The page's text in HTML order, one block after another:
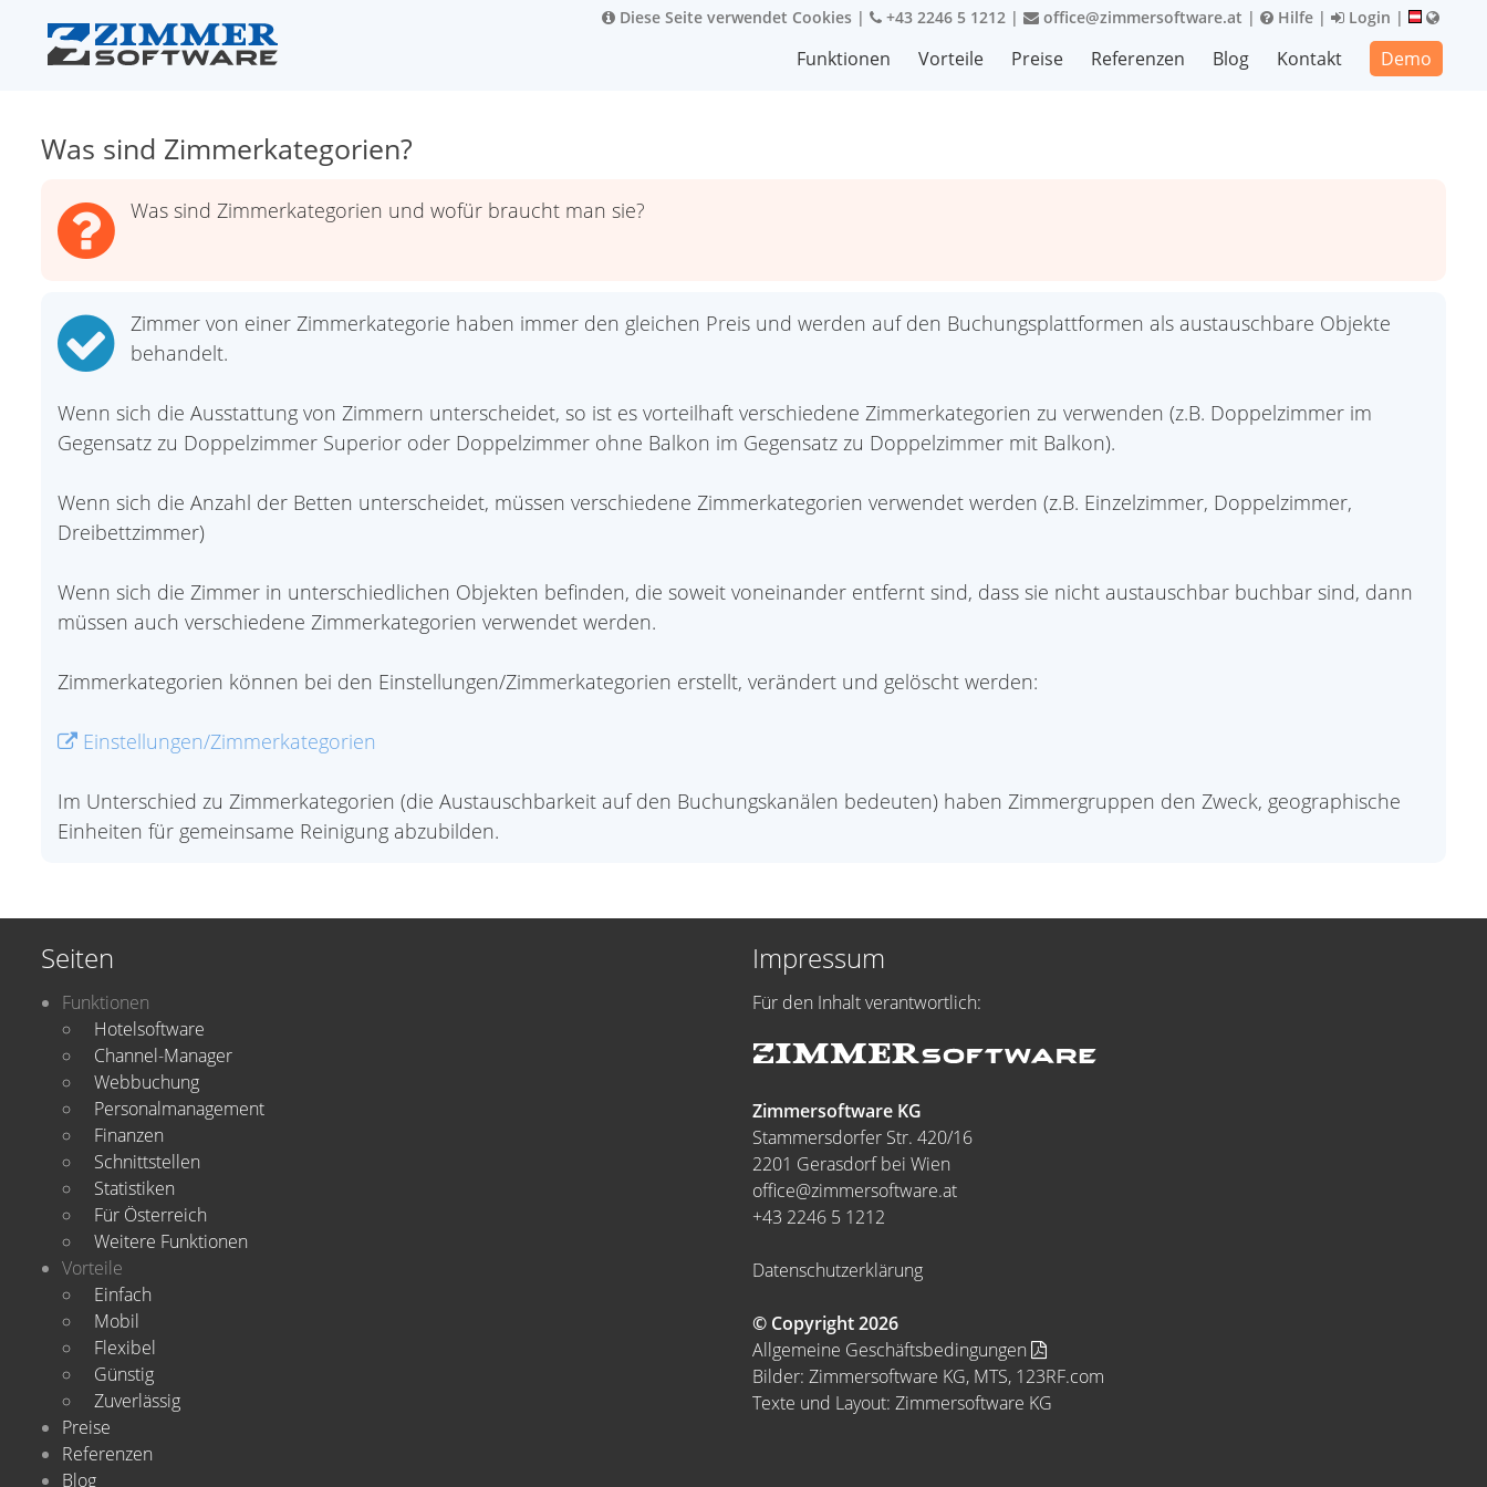
Diese Seite verwendet Cookies | +43 2246 5 1212 | office@zimmersoftware.at | Hilfe | Login |
Funktionen Vorteile Preise Referenzen Blog Kontakt Demo
Was sind Zimmerkategorien?
Was sind Zimmerkategorien und wofür braucht man sie?
Zimmer von einer Zimmerkategorie haben immer den gleichen Preis und werden auf den Buchungsplattformen als austauschbare Objekte
behandelt.
Wenn sich die Ausstattung von Zimmern unterscheidet, so ist es vorteilhaft verschiedene Zimmerkategorien zu verwenden (z.B. Doppelzimmer im
Gegensatz zu Doppelzimmer Superior oder Doppelzimmer ohne Balkon im Gegensatz zu Doppelzimmer mit Balkon).
Wenn sich die Anzahl der Betten unterscheidet, müssen verschiedene Zimmerkategorien verwendet werden (z.B. Einzelzimmer, Doppelzimmer,
Dreibettzimmer)
Wenn sich die Zimmer in unterschiedlichen Objekten befinden, die soweit voneinander entfernt sind, dass sie nicht austauschbar buchbar sind, dann
müssen auch verschiedene Zimmerkategorien verwendet werden.
Zimmerkategorien können bei den Einstellungen/Zimmerkategorien erstellt, verändert und gelöscht werden:
Einstellungen/Zimmerkategorien
Im Unterschied zu Zimmerkategorien (die Austauschbarkeit auf den Buchungskanälen bedeuten) haben Zimmergruppen den Zweck, geographische
Einheiten für gemeinsame Reinigung abzubilden.
Seiten
Funktionen
Hotelsoftware
Channel-Manager
Webbuchung
Personalmanagement
Finanzen
Schnittstellen
Statistiken
Für Österreich
Weitere Funktionen
Vorteile
Einfach
Mobil
Flexibel
Günstig
Zuverlässig
Preise
Referenzen
Blog
Impressum
Für den Inhalt verantwortlich:
Zimmersoftware KG
Stammersdorfer Str. 420/16
2201 Gerasdorf bei Wien
office@zimmersoftware.at
+43 2246 5 1212
Datenschutzerklärung
© Copyright 2026
Allgemeine Geschäftsbedingungen
Bilder: Zimmersoftware KG, MTS, 123RF.com
Texte und Layout: Zimmersoftware KG